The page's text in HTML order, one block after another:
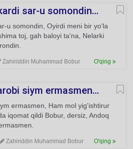
sar-u somondin…
u somondin, Oyirdi meni bir yo‘la
toj, gah baloyi ta'na, Nelarki
Zahiriddin Muhammad Bobur O'qing
siym ermasmen…
ermasmen, Ham mol yig'ishtirur
iqomat qildi Bobur, dersiz, Andoq
Zahiriddin Muhammad Bobur O'qing